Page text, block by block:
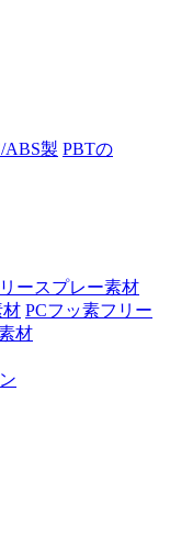
ABS製 PBTの
ースプレー素材
材 PCフッ素フリー
材